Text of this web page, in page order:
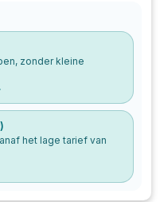
zonder kleine
het lage tarief van